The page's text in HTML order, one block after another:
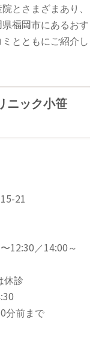
とさまざまあり、
福岡市にあるおす
とともにご紹介し
ニック小笹
21
12:30／14:00～
診
前まで